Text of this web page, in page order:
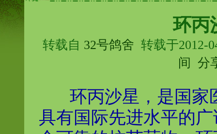
环丙
转载自 32号鸽舍 转载于2012-
间
分
环丙沙星，是国家
具有国际先进水平的